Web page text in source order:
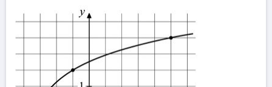
6. Уравнения
7. Нахождение значений выражений
8. Производная
9. Задачи прикладного содержания